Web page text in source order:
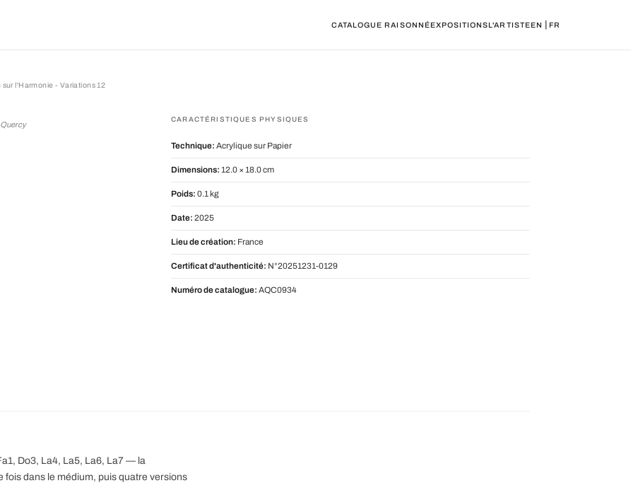
CATALOGUE RAISONNÉEXPOSITIONSL'ARTISTEEN FR
l'Harmonie - Variations 12
CARACTÉRISTIQUES PHYSIQUES
Technique: Acrylique sur Papier
Dimensions: 12.0 × 18.0 cm
Poids: 0.1 kg
Date: 2025
Lieu de création: France
Certificat d'authenticité: N°20251231-0129
Numéro de catalogue: AQC0934
Do3, La4, La5, La6, La7 — la
dans le médium, puis quatre versions